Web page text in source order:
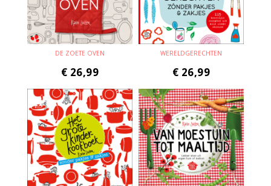
DE ZOETE OVEN
€ 26,99
WERELDGERECHTEN
€ 26,99